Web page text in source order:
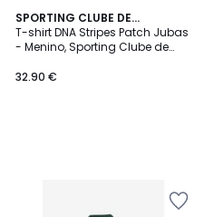
SPORTING CLUBE DE
PORTUGAL
T-shirt DNA Stripes Patch Jubas
- Menino, Sporting Clube de
32.90 €